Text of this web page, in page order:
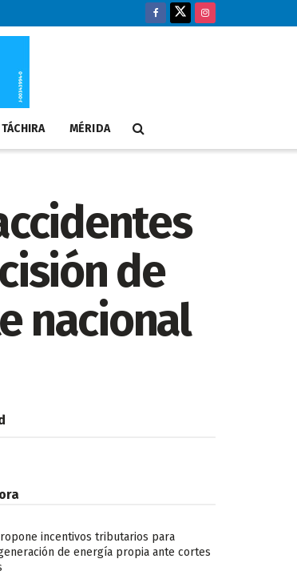
TÁCHIRA MÉRIDA
de
nacional
incentivos tributarios para
de energía propia ante cortes